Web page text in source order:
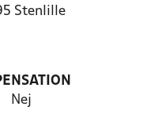
Stenlille
Nej